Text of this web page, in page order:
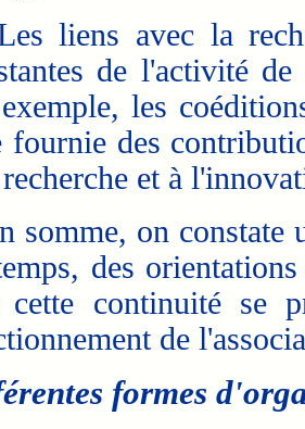
liens avec la
de l'activité
les
fournie des
et à
somme, on constate
des
cette continuité se
de
formes